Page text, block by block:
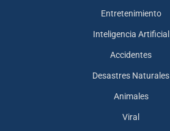
Entretenimiento
Inteligencia Artificial
Accidentes
Desastres Naturales
Animales
Viral